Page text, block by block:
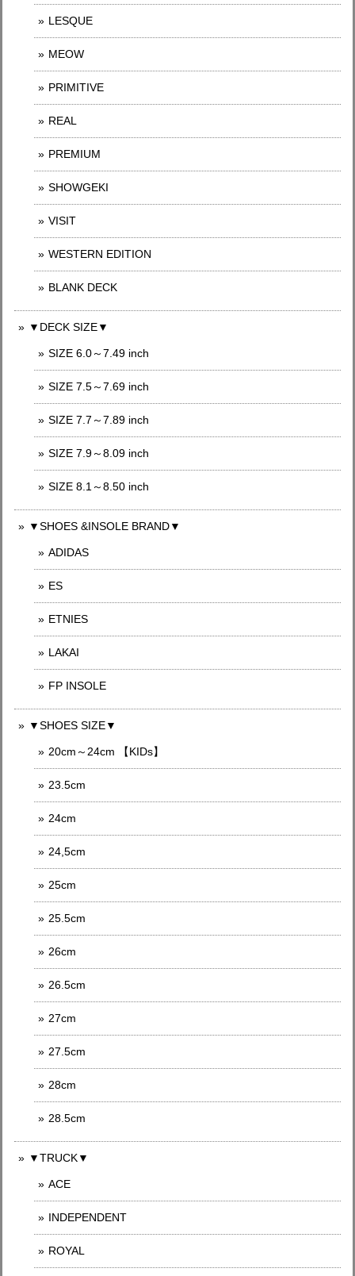
LESQUE
MEOW
PRIMITIVE
REAL
PREMIUM
SHOWGEKI
VISIT
WESTERN EDITION
BLANK DECK
▼DECK SIZE▼
SIZE 6.0～7.49 inch
SIZE 7.5～7.69 inch
SIZE 7.7～7.89 inch
SIZE 7.9～8.09 inch
SIZE 8.1～8.50 inch
▼SHOES &INSOLE BRAND▼
ADIDAS
ES
ETNIES
LAKAI
FP INSOLE
▼SHOES SIZE▼
20cm～24cm 【KIDs】
23.5cm
24cm
24,5cm
25cm
25.5cm
26cm
26.5cm
27cm
27.5cm
28cm
28.5cm
▼TRUCK▼
ACE
INDEPENDENT
ROYAL